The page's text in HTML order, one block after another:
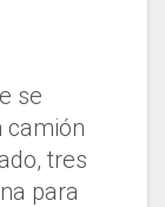
se
camión
tres
para